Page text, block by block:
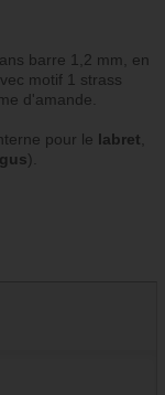
barre 1,2 mm, en
motif 1 strass
d'amande.
pour le labret
).